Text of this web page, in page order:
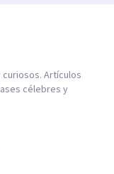
Artículos
célebres y